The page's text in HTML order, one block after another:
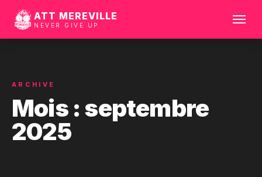
ATT MEREVILLE
NEVER GIVE UP
le
ARCHIVE
Mois : septembre
2025